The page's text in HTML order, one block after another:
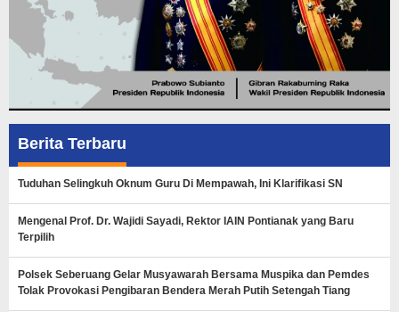
Berita Terbaru
Tuduhan Selingkuh Oknum Guru Di Mempawah, Ini Klarifikasi SN
Mengenal Prof. Dr. Wajidi Sayadi, Rektor IAIN Pontianak yang Baru
Terpilih
Polsek Seberuang Gelar Musyawarah Bersama Muspika dan Pemdes
Tolak Provokasi Pengibaran Bendera Merah Putih Setengah Tiang